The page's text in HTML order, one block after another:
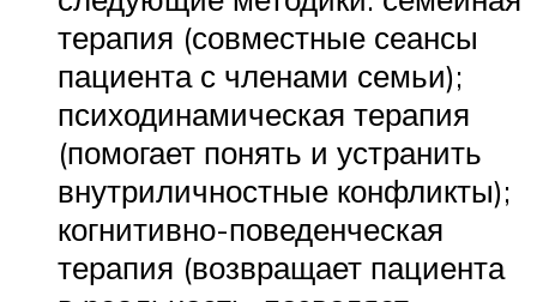
терапия (совместные сеансы
пациента с членами семьи);
психодинамическая терапия
(помогает понять и устранить
внутриличностные конфликты);
когнитивно-поведенческая
терапия (возвращает пациента